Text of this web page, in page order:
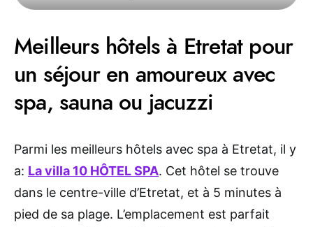
Meilleurs hôtels à Etretat pour
un séjour en amoureux avec
spa, sauna ou jacuzzi
Parmi les meilleurs hôtels avec spa à Etretat, il y
a: La villa 10 HÔTEL SPA. Cet hôtel se trouve
dans le centre-ville d’Etretat, et à 5 minutes à
pied de sa plage. L’emplacement est parfait